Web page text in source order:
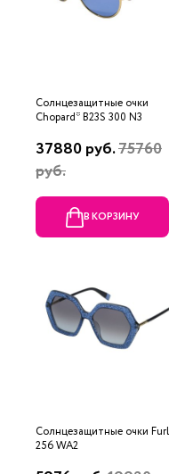
Солнцезащитные очки
Chopard* B23S 300 N3
37880 руб.75760
руб.
В КОРЗИНУ
Солнцезащитные очки
256 WA2